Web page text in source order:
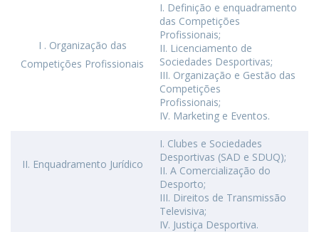
I . Organização das
Competições Profissionais
I. Definição e enquadramento
das Competições
Profissionais;
II. Licenciamento de
Sociedades Desportivas;
III. Organização e Gestão das
Competições
Profissionais;
IV. Marketing e Eventos.
II. Enquadramento Jurídico
I. Clubes e Sociedades
Desportivas (SAD e SDUQ);
II. A Comercialização do
Desporto;
III. Direitos de Transmissão
Televisiva;
IV. Justiça Desportiva.